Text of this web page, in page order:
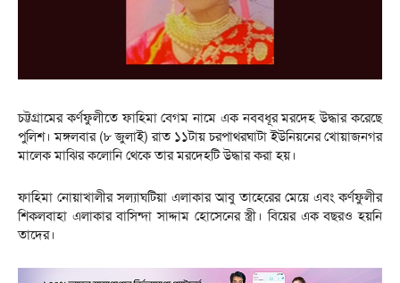
চট্টগ্রামের কর্ণফুলীতে ফাহিমা বেগম নামে এক নববধূর মরদেহ উদ্ধার করেছে
পুলিশ। মঙ্গলবার (৮ জুলাই) রাত ১১টায় চরপাথরঘাটা ইউনিয়নের খোয়াজনগর
মালেক মাঝির কলোনি থেকে তার মরদেহটি উদ্ধার করা হয়।
ফাহিমা নোয়াখালীর সল্যাঘটিয়া এলাকার আবু তাহেরের মেয়ে এবং কর্ণফুলীর
শিকলবাহা এলাকার বাসিন্দা সাদ্দাম হোসেনের স্ত্রী। বিয়ের এক বছরও হয়নি
তাদের।